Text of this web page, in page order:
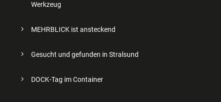
Werkzeug
MEHRBLICK ist ansteckend
Gesucht und gefunden in Stralsund
DOCK-Tag im Container